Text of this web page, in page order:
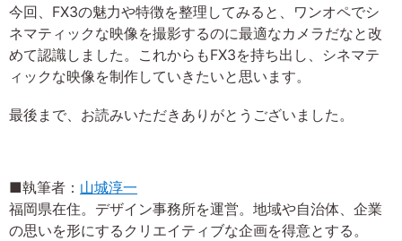
今回、FX3の魅力や特徴を整理してみると、ワンオペでシ
ネマティックな映像を撮影するのに最適なカメラだなと改
めて認識しました。これからもFX3を持ち出し、シネマテ
ィックな映像を制作していきたいと思います。
最後まで、お読みいただきありがとうございました。
■執筆者： 山城淳一
福岡県在住。デザイン事務所を運営。地域や自治体、企業
の思いを形にするクリエイティブな企画を得意とする。